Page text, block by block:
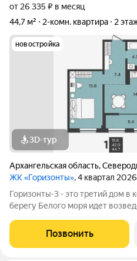
от 26 335 ₽ в месяц
44,7 м²
2-комн. квартира 2
новостройка
3D-тур
Архангельская область,
ЖК «Горизонты», 4 квартал 2026
Горизонты-3 - это третий дом в
берегу Белого моря идет
дошкольное учреждение,
комплекс с бассейном.
Позвонить